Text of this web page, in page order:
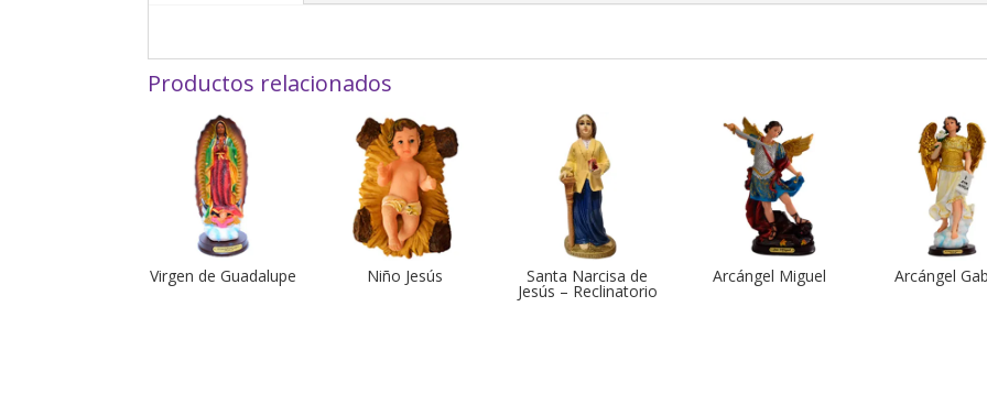
Productos relacionados
Virgen de Guadalupe Niño Jesús Santa Narcisa de
Jesús – Reclinatorio
Arcángel Miguel Arcángel